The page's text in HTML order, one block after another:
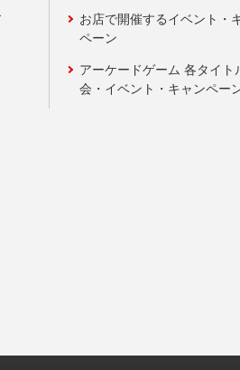
お店で開催するイベント・
ペーン
アーケードゲーム 各タイト
会・イベント・キャンペー